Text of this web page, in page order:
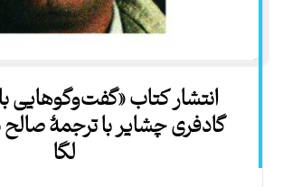
انتشار کتاب «گفت‌وگوهایی
گادفری چشایر با ترجمۀ
لگا